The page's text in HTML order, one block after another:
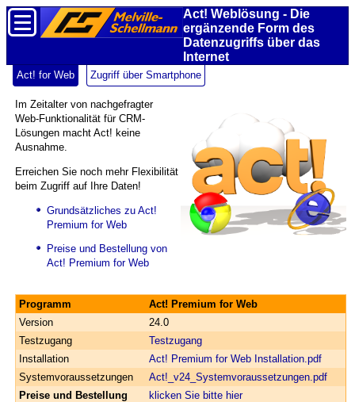
Act! Weblösung - Die
ergänzende Form des
Daten­zugriffs über das
Internet
Act! for Web Zugriff über Smartphone
Im Zeitalter von nachgefragter
Web-Funktionalität für CRM-
Lösungen macht Act! keine
Ausnahme.
Erreichen Sie noch mehr Flexibilität
beim Zugriff auf Ihre Daten!
Grundsätzliches zu Act!
Premium for Web
Preise und Bestellung von
Act! Premium for Web
Programm
Act! Premium for Web
Version
24.0
Testzugang
Testzugang
Installation
Act! Premium for Web Installation.pdf
System­voraussetzungen
Act!_v24_System­voraussetzungen.pdf
Preise und Bestellung
klicken Sie bitte hier